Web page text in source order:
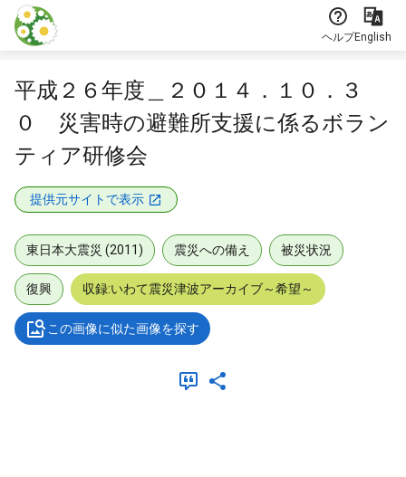
本文に飛ぶ
ヘルプEnglish
平成２６年度＿２０１４．１０．３
０ 災害時の避難所支援に係るボラン
ティア研修会
提供元サイトで表示
東日本大震災 (2011) 震災への備え 被災状況
復興 収録:いわて震災津波アーカイブ～希望～
この画像に似た画像を探す